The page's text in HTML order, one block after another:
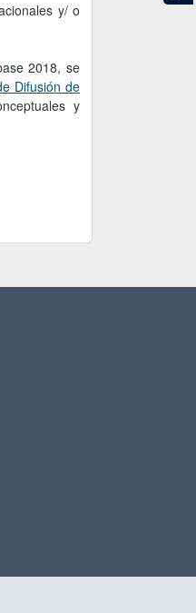
y/ o
2018, se
Difusión de
y